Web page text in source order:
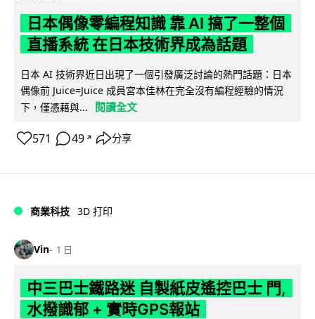
日本偶像零編程知識 靠 AI 搞了一整個
直播系統 在日本技術界成為話題
日本 AI 技術界近日出現了一個引發廣泛討論的熱門話題：日本
偶像前 Juice=Juice 成員宮本佳林在完全沒有編程經驗的情況
下，僅憑藉與...
閱讀全文
571 49 ↗ 分享
商業科技 3D 打印
Vin 1 日
中三巴士鐵路迷 自製紙皮遙控巴士 門,
水撥識郁 + 實時GPS報站